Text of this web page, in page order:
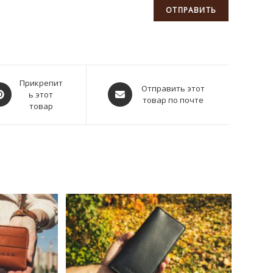
Прикрепит
ь этот
товар
Открывается
в
Отправить этот
товар по почте